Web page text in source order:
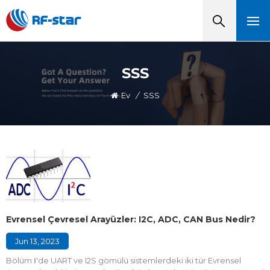
SSS
Ev / SSS
Evrensel Çevresel Arayüzler: I2C, ADC, CAN Bus Nedir?
Jun 13, 2023
Bölüm Ⅰ'de UART ve I2S gömülü sistemlerdeki iki tür Evrensel